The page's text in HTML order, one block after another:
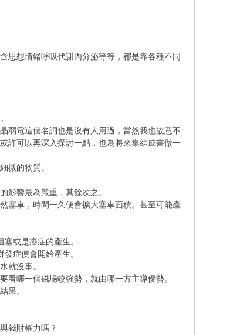
思想情緒呼吸代謝內分泌等等，都是靠各種不同
弱電這個名詞也是沒有人用過，當然我也故意不
許可以再深入探討一點，也為將來集結成書做一
微的物質。
影響最為嚴重，其餘次之。
塞車，時間一久便會擴大塞車面積。甚至可能產
或是癌症的產生。
症便會開始產生。
就沒事。
哪一個磁場較強勢，就由哪一方主導優勢。
果。
錢財權力嗎？